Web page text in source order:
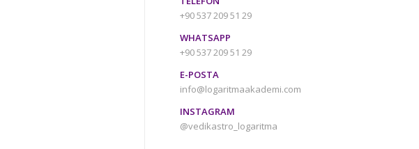
+90 537 209 51 29
WHATSAPP
+90 537 209 51 29
E-POSTA
info@logaritmaakademi.com
INSTAGRAM
@vedikastro_logaritma